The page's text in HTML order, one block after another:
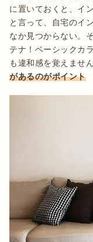
に置いておくと、イ
と言って、自宅のイ
なか見つからない。
テナ！ベーシックカ
も違和感を覚えませ
があるのがポイント